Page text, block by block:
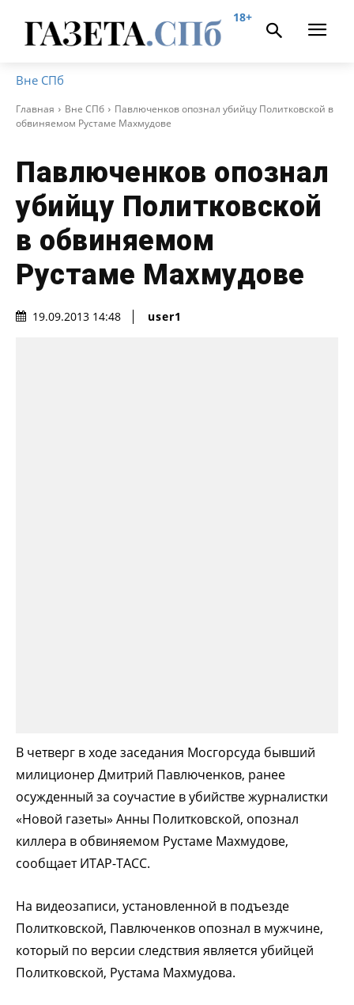
18+
Вне СПб
Главная Вне СПб
Павлюченков опознал убийцу Политковской в
обвиняемом Рустаме Махмудове
Павлюченков опознал
убийцу Политковской
в обвиняемом
Рустаме Махмудове
19.09.2013 14:48 user1
В четверг в ходе заседания Мосгорсуда бывший
милиционер Дмитрий Павлюченков, ранее
осужденный за соучастие в убийстве журналистки
«Новой газеты» Анны Политковской, опознал
киллера в обвиняемом Рустаме Махмудове,
сообщает ИТАР-ТАСС.
На видеозаписи, установленной в подъезде
Политковской, Павлюченков опознал в мужчине,
который по версии следствия является убийцей
Политковской, Рустама Махмудова.